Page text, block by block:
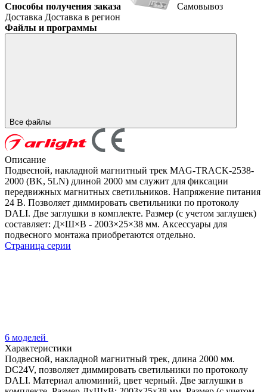
Способы получения заказа
Самовывоз
Доставка Доставка в регион
Файлы и программы
Все файлы
Описание
Подвесной, накладной магнитный трек MAG-TRACK-2538-
2000 (BK, 5LN) длиной 2000 мм служит для фиксации
передвижных магнитных светильников. Напряжение питания
24 В. Позволяет диммировать светильники по протоколу
DALI. Две заглушки в комплекте. Размер (с учетом заглушек)
составляет: Д×Ш×В - 2003×25×38 мм. Аксессуары для
подвесного монтажа приобретаются отдельно.
Страница серии
6 моделей
Характеристики
Подвесной, накладной магнитный трек, длина 2000 мм.
DC24V, позволяет диммировать светильники по протоколу
DALI. Материал алюминий, цвет черный. Две заглушки в